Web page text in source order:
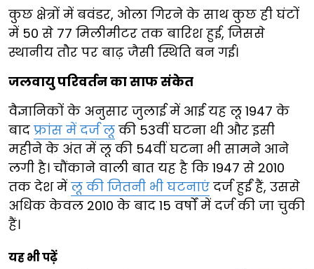
कुछ क्षेत्रों में बवंडर, ओला गिरने के साथ कुछ ही घंटों
में 50 से 77 मिलीमीटर तक बारिश हुई, जिससे
स्थानीय तौर पर बाढ़ जैसी स्थिति बन गई।
जलवायु परिवर्तन का साफ संकेत
वैज्ञानिकों के अनुसार जुलाई में आई यह लू 1947 के
बाद फ्रांस में दर्ज लू की 53वीं घटना थी और इसी
महीने के अंत में लू की 54वीं घटना भी सामने आने
लगी है। चौंकाने वाली बात यह है कि 1947 से 2010
तक देश में लू की जितनी भी घटनाएं दर्ज हुईं हैं, उससे
अधिक केवल 2010 के बाद 15 वर्षों में दर्ज की जा चुकी
हैं।
यह भी पढ़ें